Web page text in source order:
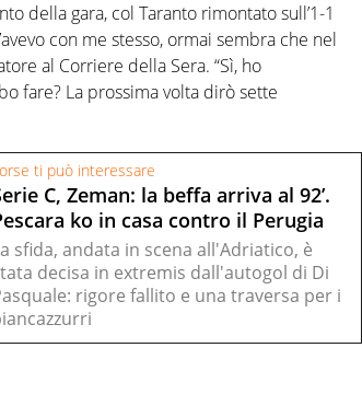
della gara, col Taranto rimontato sull’1-1
con me stesso, ormai sembra che nel
al Corriere della Sera. “Sì, ho
fare? La prossima volta dirò sette
ti può interessare
C, Zeman: la beffa arriva al 92’.
ko in casa contro il Perugia
sfida, andata in scena all'Adriatico, è
decisa in extremis dall'autogol di Di
rigore fallito e una traversa per i